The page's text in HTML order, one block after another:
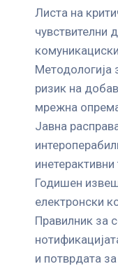
Листа на
чувствителни
Mетодологија
ризик на
мрежна
Јавна
инетерактивни
Годишен
електронски
Правилник за
и потврдата